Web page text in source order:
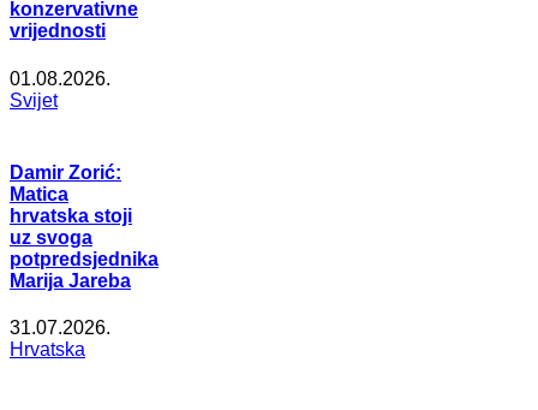
konzervativne
vrijednosti
01.08.2026.
Svijet
Damir Zorić:
Matica
hrvatska stoji
uz svoga
potpredsjednika
Marija Jareba
31.07.2026.
Hrvatska